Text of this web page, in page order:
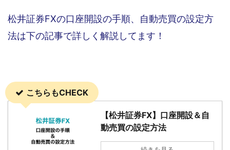
松井証券FXの口座開設の手順、自動売買の設定方
法は下の記事で詳しく解説してます！
こちらもCHECK
【松井証券FX】口座開設＆自
動売買の設定方法